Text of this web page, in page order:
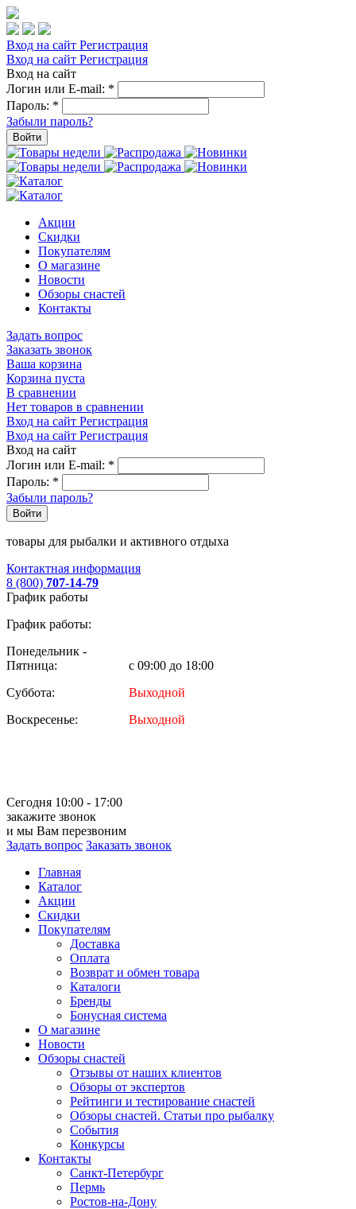
Вход на сайт Регистрация
Вход на сайт Регистрация
Вход на сайт
Логин или E-mail: *
Пароль: *
Забыли пароль?
Войти
Акции
Скидки
Покупателям
О магазине
Новости
Обзоры снастей
Контакты
Задать вопрос
Заказать звонок
Ваша корзина
Корзина пуста
В сравнении
Нет товаров в сравнении
Вход на сайт Регистрация
Вход на сайт Регистрация
Вход на сайт
Логин или E-mail: *
Пароль: *
Забыли пароль?
Войти
товары для рыбалки и активного отдыха
Контактная информация
8 (800) 707-14-79
График работы
График работы:
Понедельник -
Пятница:
с 09:00 до 18:00
Суббота:
Выходной
Воскресенье:
Выходной
Сегодня 10:00 - 17:00
закажите звонок
и мы Вам перезвоним
Задать вопрос Заказать звонок
Главная
Каталог
Акции
Скидки
Покупателям
Доставка
Оплата
Возврат и обмен товара
Каталоги
Бренды
Бонусная система
О магазине
Новости
Обзоры снастей
Отзывы от наших клиентов
Обзоры от экспертов
Рейтинги и тестирование снастей
Обзоры снастей. Статьи про рыбалку
События
Конкурсы
Контакты
Санкт-Петербург
Пермь
Ростов-на-Дону